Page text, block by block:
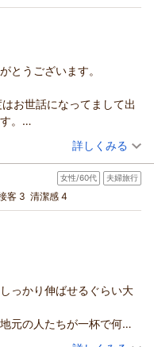
り/税込)
りがとうございます。
上げます。
ざいません。
う改善して参ります。
町へお越し下さいませ。
（返信日：2026/05/07）
とうございます。
お世話になってまして出
。
（投稿日：2026/04/17）
≫ シングル
/税込)
、また口コミにご投稿
これからもお客様によ
努めて参ります。
詳しくみる
女性/60代 夫婦旅行
客 3 清潔感 4
っかり伸ばせるぐらい大
元の人たちが一杯で何か
（投稿日：2026/04/07）